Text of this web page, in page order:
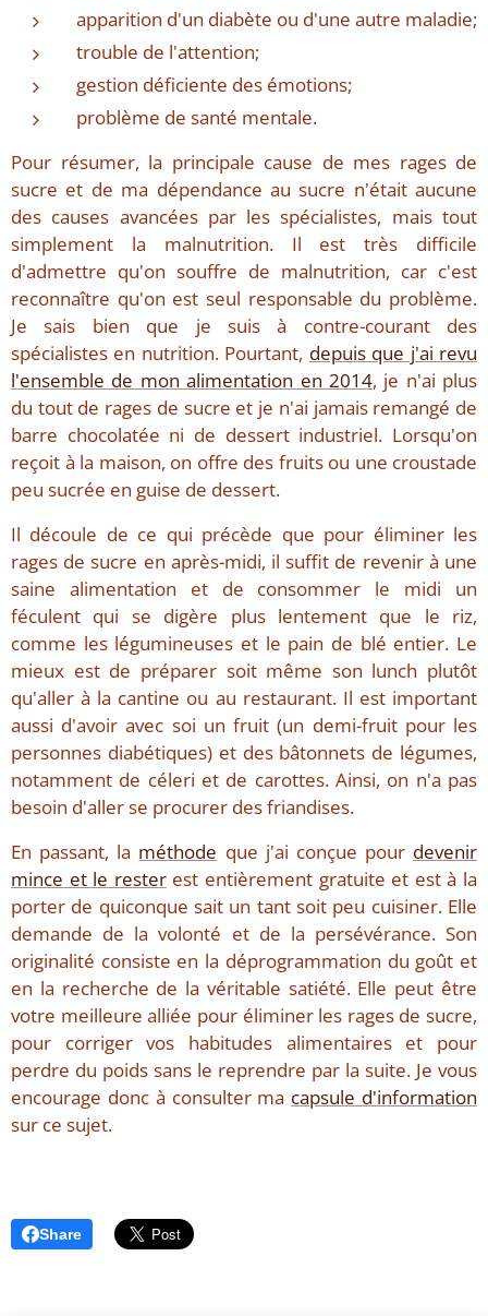
apparition d'un diabète ou d'une autre maladie;
trouble de l'attention;
gestion déficiente des émotions;
problème de santé mentale.
Pour résumer, la principale cause de mes rages de
sucre et de ma dépendance au sucre n'était aucune
des causes avancées par les spécialistes, mais tout
simplement la malnutrition. Il est très difficile
d'admettre qu'on souffre de malnutrition, car c'est
reconnaître qu'on est seul responsable du problème.
Je sais bien que je suis à contre-courant des
spécialistes en nutrition. Pourtant, depuis que j'ai revu
l'ensemble de mon alimentation en 2014, je n'ai plus
du tout de rages de sucre et je n'ai jamais remangé de
barre chocolatée ni de dessert industriel. Lorsqu'on
reçoit à la maison, on offre des fruits ou une croustade
peu sucrée en guise de dessert.
Il découle de ce qui précède que pour éliminer les
rages de sucre en après-midi, il suffit de revenir à une
saine alimentation et de consommer le midi un
féculent qui se digère plus lentement que le riz,
comme les légumineuses et le pain de blé entier. Le
mieux est de préparer soit même son lunch plutôt
qu'aller à la cantine ou au restaurant. Il est important
aussi d'avoir avec soi un fruit (un demi-fruit pour les
personnes diabétiques) et des bâtonnets de légumes,
notamment de céleri et de carottes. Ainsi, on n'a pas
besoin d'aller se procurer des friandises.
En passant, la méthode que j'ai conçue pour devenir
mince et le resterest entièrement gratuite et est à la
porter de quiconque sait un tant soit peu cuisiner. Elle
demande de la volonté et de la persévérance. Son
originalité consiste en la déprogrammation du goût et
en la recherche de la véritable satiété. Elle peut être
votre meilleure alliée pour éliminer les rages de sucre,
pour corriger vos habitudes alimentaires et pour
perdre du poids sans le reprendre par la suite. Je vous
encourage donc à consulter ma capsule d'information
sur ce sujet.
Share